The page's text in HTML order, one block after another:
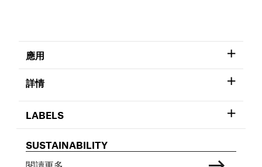
應用
詳情
LABELS
SUSTAINABILITY
閱讀更多